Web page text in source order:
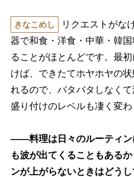
きなこめし
リクエストがな
器で和食・洋食・中華・韓
ることがほとんどです。最
けば、できたてホヤホヤの
れるので、バタバタしなく
盛り付けのレベルも凄く変わ
――料理は日々のルーティン
も波が出てくることもある
ンが上がらないときはどう